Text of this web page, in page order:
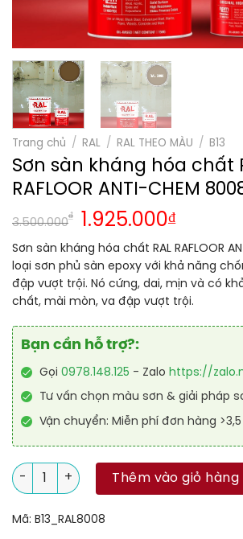
Trang chủ / RAL / RAL THEO MÀU / B13
Sơn sàn kháng hóa chất
RAFLOOR ANTI-CHEM
3.500.000
₫ 1.925.000₫
Sơn sàn kháng hóa chất RAL RAFLOOR
loại sơn phủ sàn epoxy với khả năng
đập vượt trội. Nó cứng, dai, mịn và có
chất, mài mòn, va đập vượt trội.
Bạn cần hỗ trợ?:
Gọi 0978.148.125 - Zalo https://
Tư vấn chọn màu sơn & giải pháp
Vận chuyển: Miễn phí đơn hàng
Sơn sàn kháng hóa chất RAL RAFLOOR
Thêm vào giỏ hàng
Mã: B13_RAL8008